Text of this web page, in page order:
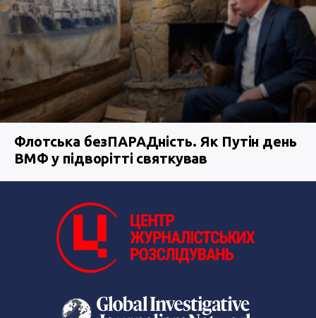
Флотська безПАРАДність. Як Путін день
ВМФ у підворітті святкував